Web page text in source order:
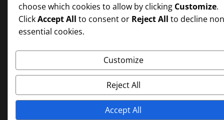
choose which cookies to allow by clicking Customize.
ClickAccept All to consent or Reject All to decline
essential cookies.
Customize
Reject All
Accept All